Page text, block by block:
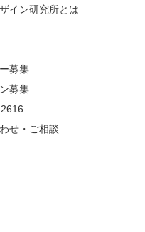
な店舗デザイン
料理・個室の距離感か
イン研究所とは
募集
募集
せ・ご相談